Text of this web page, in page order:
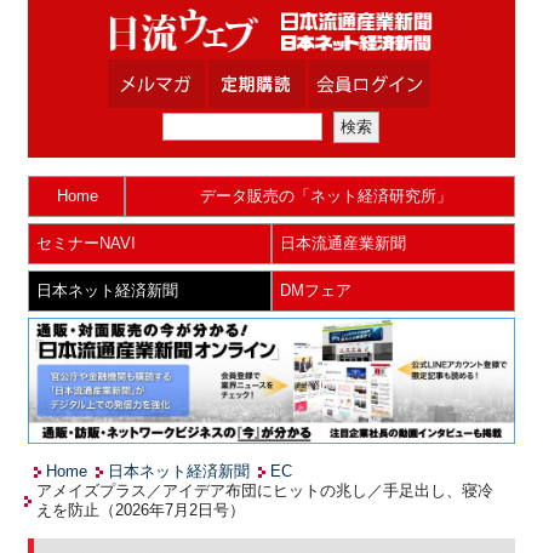
Home データ販売の「ネット経済研究所」
セミナーNAVI 日本流通産業新聞
日本ネット経済新聞 DMフェア
Home 日本ネット経済新聞
EC
アメイズプラス／アイデア布団にヒットの兆し／手足出し、寝冷
えを防止（2026年7月2日号）